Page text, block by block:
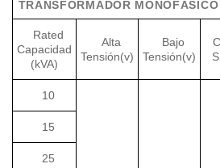
TRANSFORMADOR
Rated
Capacidad
(kVA)
Alta
Tensión(v)
Bajo
Tensión(v)
10
15
25